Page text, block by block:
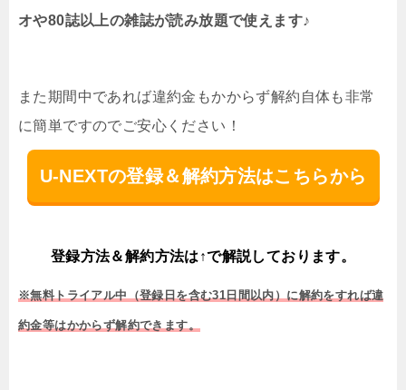
オや80誌以上の雑誌が読み放題で使えます♪
また期間中であれば違約金もかからず解約自体も非常
に簡単ですのでご安心ください！
U-NEXTの登録＆解約方法はこちらから
登録方法＆解約方法は↑で解説しております。
※無料トライアル中（登録日を含む31日間以内）に解約をすれば違
約金等はかからず解約できます。